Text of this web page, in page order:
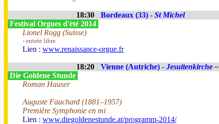
18:30 Bordeaux (33) - St Michel
Festival Orgues d'été 2014
Lionel Rogg (Suisse)
- entrée libre
Lien : www.renaissance-orgue.fr
18:20 Vienne (Autriche) - Jesuitenkirche
Die Goldene Stunde
Roman Hauser
Auguste Fauchard (1881–1957)
Première Symphonie en mi
Lien : www.diegoldenestunde.at/programm-2014/